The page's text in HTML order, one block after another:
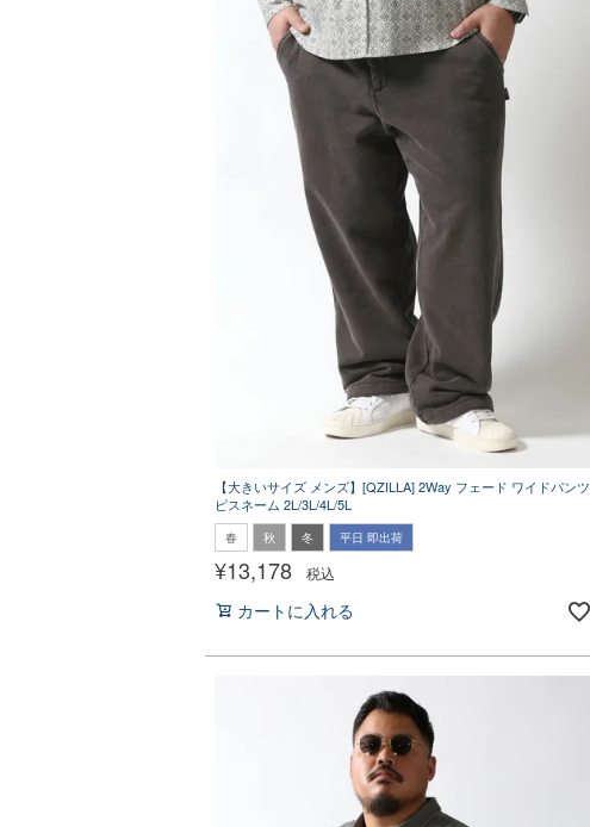
【大きいサイズ メンズ】[QZILLA] 2Way フェード ワイドパンツ
ピスネーム 2L/3L/4L/5L
春 秋 冬 平日 即出荷
¥13,178 税込
カートに入れる